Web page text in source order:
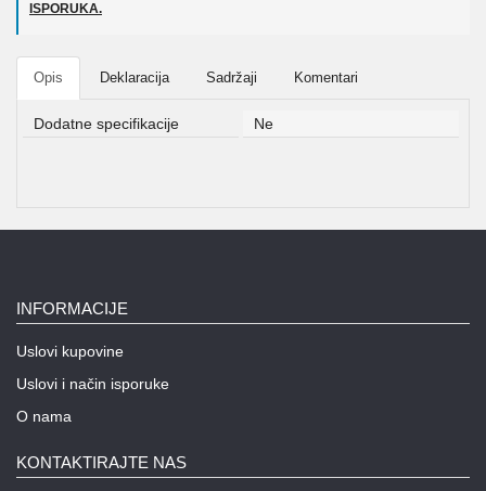
ISPORUKA.
Opis Deklaracija Sadržaji Komentari
Dodatne specifikacije Ne
INFORMACIJE
Uslovi kupovine
Uslovi i način isporuke
O nama
KONTAKTIRAJTE NAS